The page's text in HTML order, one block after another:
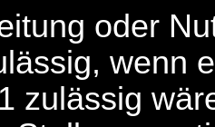
oder
wenn
zulässig